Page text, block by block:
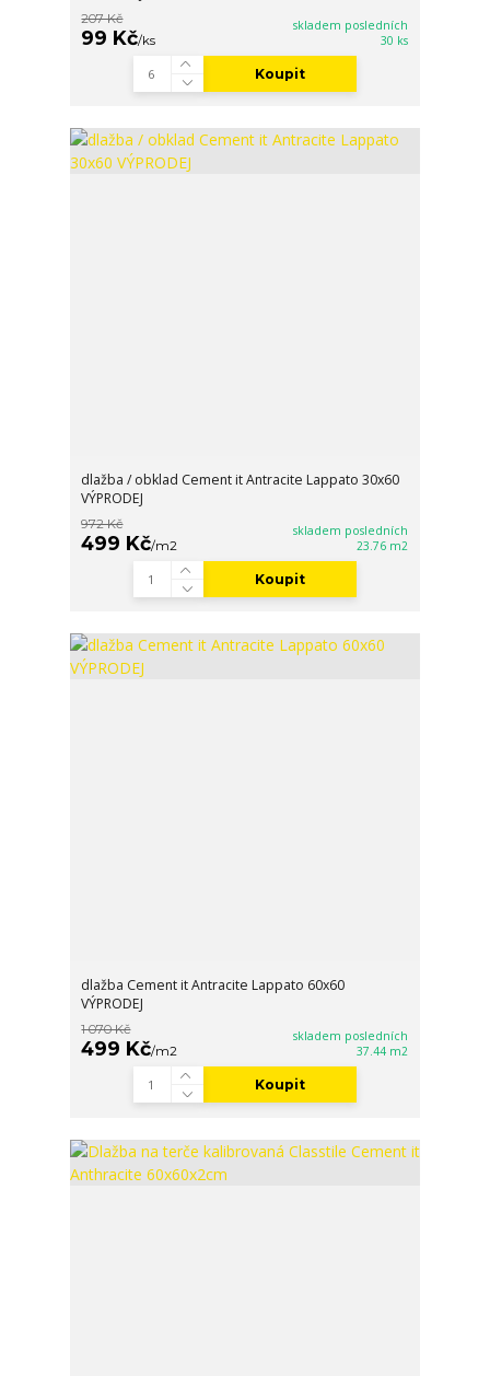
207 Kč
99 Kč/ks
skladem posledních
30 ks
Koupit
dlažba / obklad Cement it Antracite Lappato 30x60
VÝPRODEJ
972 Kč
499 Kč/m2
skladem posledních
23.76 m2
Koupit
dlažba Cement it Antracite Lappato 60x60
VÝPRODEJ
1 070 Kč
499 Kč/m2
skladem posledních
37.44 m2
Koupit